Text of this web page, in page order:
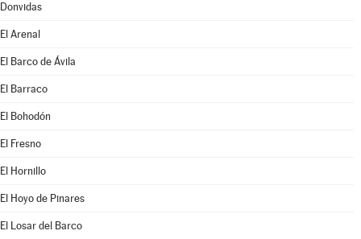
Donvidas
El Arenal
El Barco de Ávila
El Barraco
El Bohodón
El Fresno
El Hornillo
El Hoyo de Pinares
El Losar del Barco